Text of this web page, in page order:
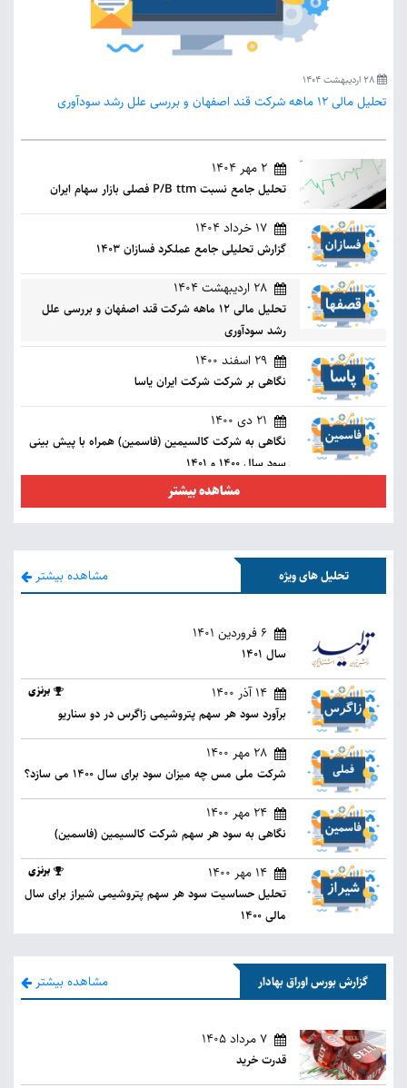
تحلیل مالی 12 ماهه شرکت قند اصفهان و بررسی علل رشد سودآوری
2 مهر 1404
تحلیل جامع نسبت P/B ttm فصلی بازار سهام ایران
17 خرداد 1404
گزارش تحلیلی جامع عملکرد فسازان 1403
28 اردیبهشت 1404
تحلیل مالی 12 ماهه شرکت قند اصفهان و بررسی علل
رشد سودآوری
29 اسفند 1400
نگاهی بر شرکت شرکت ایران یاسا
21 دی 1400
نگاهی به شرکت کالسیمین (فاسمین) همراه با پیش بینی
سود سال 1400 و 1401
مشاهده بیشتر
تحلیل های ویژه مشاهده بیشتر
6 فروردین 1401
سال 1401
14 آذر 1400 برنزی
برآورد سود هر سهم پتروشیمی زاگرس در دو سناریو
28 مهر 1400
شرکت ملی مس چه میزان سود برای سال 1400 می سازد؟
24 مهر 1400
نگاهی به سود هر سهم شرکت کالسیمین (فاسمین)
14 مهر 1400 برنزی
تحلیل حساسیت سود هر سهم پتروشیمی شیراز برای سال
مالی 1400
گزارش بورس اوراق بهادار مشاهده بیشتر
7 مرداد 1405
قدرت خرید